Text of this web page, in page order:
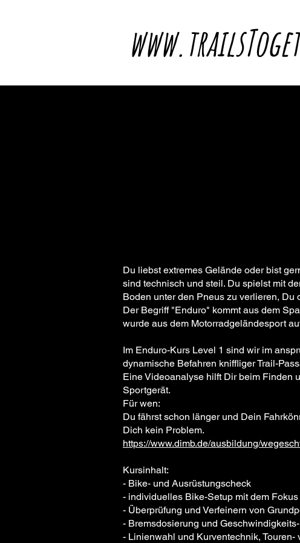
Du liebst extremes Gelände oder bist
sind technisch und steil. Du spielst mit
Boden unter den Pneus zu verlieren,
Der Begriff "Enduro" kommt aus dem
wurde aus dem Motorradgeländesport
Im Enduro-Kurs Level 1 sind wir im
dynamische Befahren kniffliger Trail-
Eine Videoanalyse hilft Dir beim Finden
Sportgerät.
Für wen:
Du fährst schon länger und Dein
Dich kein Problem.
https://www.dimb.de/ausbildung/
Kursinhalt:
- Bike- und Ausrüstungscheck
- individuelles Bike-Setup mit dem
- Überprüfung und Verfeinern von
- Bremsdosierung und
- Linienwahl und Kurventechnik, Touren-